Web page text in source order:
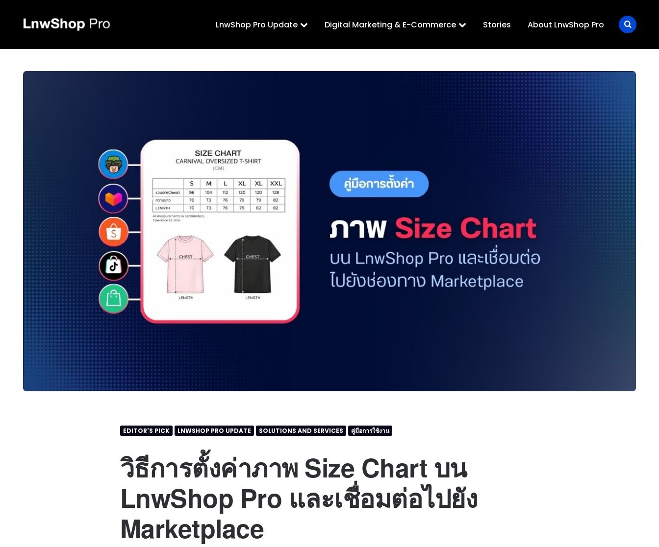
LnwShop Pro Update Digital Marketing & E-Commerce Stories About LnwShop Pro
EDITOR'S PICK LNWSHOP PRO UPDATE SOLUTIONS AND SERVICES คู่มือการใช้งาน
วิธีการตั้งค่าภาพ Size Chart บน
LnwShop Pro และเชื่อมต่อไปยัง
Marketplace